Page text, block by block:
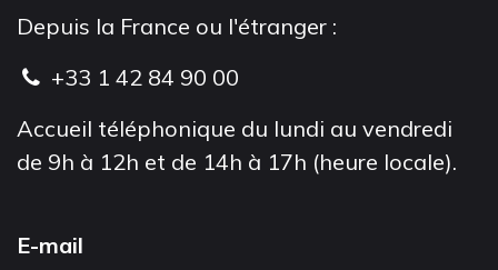
Depuis la France ou l'étranger :
+33 1 42 84 90 00
Accueil téléphonique du lundi au vendredi
de 9h à 12h et de 14h à 17h (heure locale).
E-mail